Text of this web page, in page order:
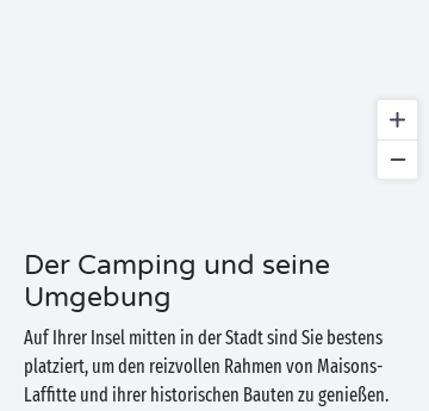
Der Camping und seine
Umgebung
Auf Ihrer Insel mitten in der Stadt sind Sie bestens
platziert, um den reizvollen Rahmen von Maisons-
Laffitte und ihrer historischen Bauten zu genießen.